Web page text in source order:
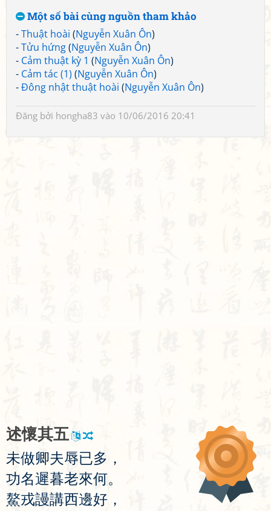
Một số bài cùng nguồn tham khảo
-Thuật hoài (Nguyễn Xuân Ôn)
-Tửu hứng(Nguyễn Xuân Ôn)
- Cảm thuật kỳ 1 (Nguyễn Xuân Ôn)
- Cảm tác (1) (Nguyễn Xuân Ôn)
-Đông nhật thuật hoài (Nguyễn Xuân Ôn)
Đăng bởi hongha83 vào 10/06/2016 20:41
述懷其五
未做卿夫辱已多 ，
功名遲暮老來何。
鰲戎謾講西邊好 ，